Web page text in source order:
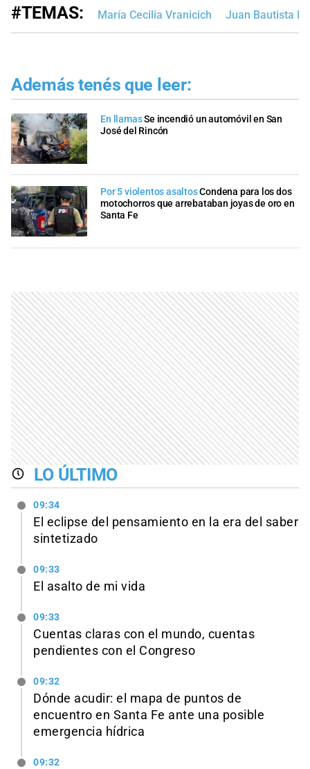
#TEMAS: María Cecilia Vranicich Juan Bautista
Además tenés que leer:
En llamasSe incendió un automóvil en San
José del Rincón
Por 5 violentos asaltosCondena para los dos
motochorros que arrebataban joyas de oro en
Santa Fe
LO ÚLTIMO
09:34
El eclipse del pensamiento en la era del saber
sintetizado
09:33
El asalto de mi vida
09:33
Cuentas claras con el mundo, cuentas
pendientes con el Congreso
09:32
Dónde acudir: el mapa de puntos de
encuentro en Santa Fe ante una posible
emergencia hídrica
09:32